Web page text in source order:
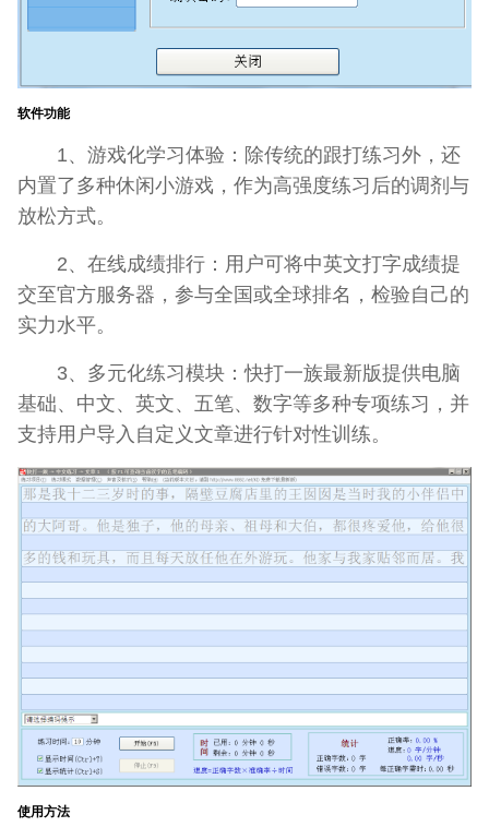
软件功能
1、游戏化学习体验：除传统的跟打练习外，还
内置了多种休闲小游戏，作为高强度练习后的调剂与
放松方式。
2、在线成绩排行：用户可将中英文打字成绩提
交至官方服务器，参与全国或全球排名，检验自己的
实力水平。
3、多元化练习模块：快打一族最新版提供电脑
基础、中文、英文、五笔、数字等多种专项练习，并
支持用户导入自定义文章进行针对性训练。
使用方法